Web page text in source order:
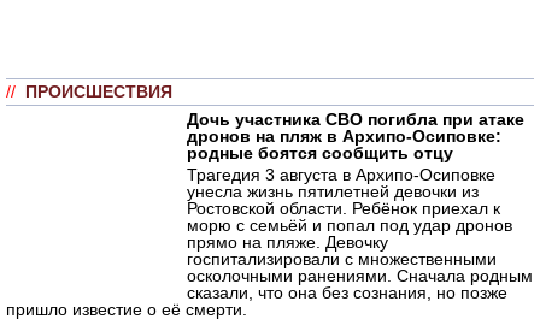
// ПРОИСШЕСТВИЯ
Дочь участника СВО погибла при атаке
дронов на пляж в Архипо-Осиповке:
родные боятся сообщить отцу
Трагедия 3 августа в Архипо-Осиповке
унесла жизнь пятилетней девочки из
Ростовской области. Ребёнок приехал к
морю с семьёй и попал под удар дронов
прямо на пляже. Девочку
госпитализировали с множественными
осколочными ранениями. Сначала родным
сказали, что она без сознания, но позже
пришло известие о её смерти.